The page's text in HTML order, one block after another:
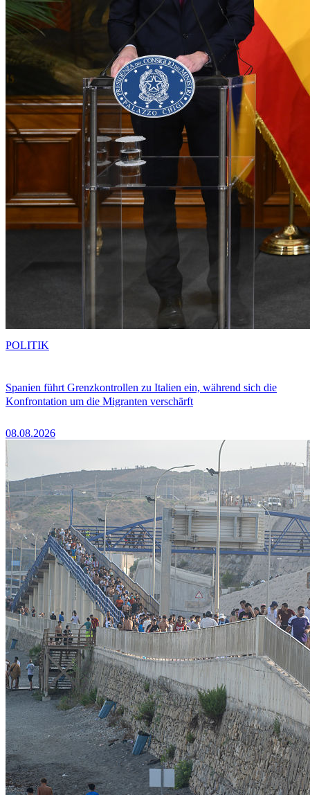
Spanien führt Grenzkontrollen zu Italien ein, während sich die
Konfrontation um die Migranten verschärft
08.08.2026
POLITIK